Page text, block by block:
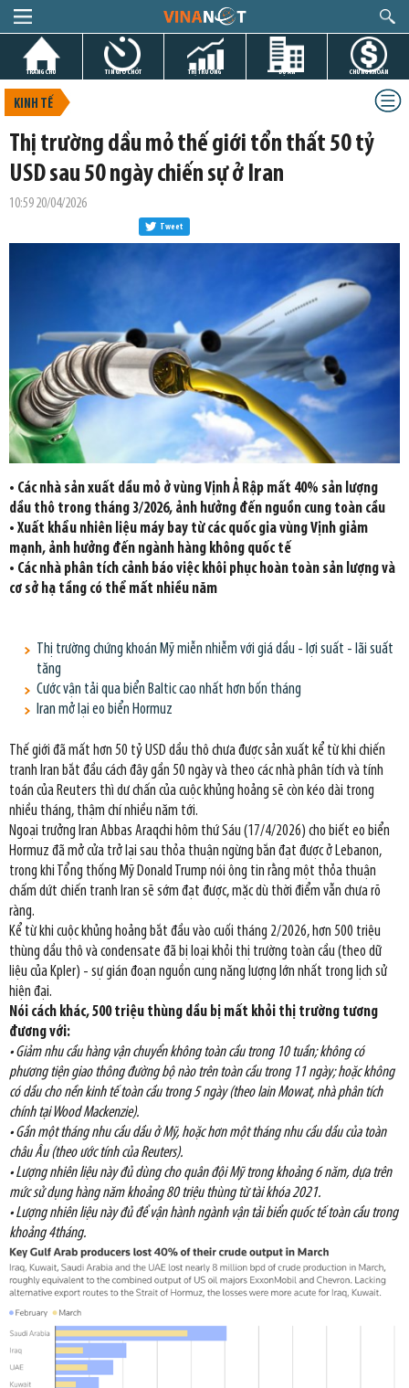
TRANG CHỦ TIN GIỜ CHÓT THỊ TRƯỜNG DỰ ÁN CHỨNG KHOÁN
KINH TẾ
Thị trường dầu mỏ thế giới tổn thất 50 tỷ
USD sau 50 ngày chiến sự ở Iran
10:59 20/04/2026
Tweet
• Các nhà sản xuất dầu mỏ ở vùng Vịnh Ả Rập mất 40% sản lượng
dầu thô trong tháng 3/2026, ảnh hưởng đến nguồn cung toàn cầu
• Xuất khẩu nhiên liệu máy bay từ các quốc gia vùng Vịnh giảm
mạnh, ảnh hưởng đến ngành hàng không quốc tế
• Các nhà phân tích cảnh báo việc khôi phục hoàn toàn sản lượng và
cơ sở hạ tầng có thể mất nhiều năm
Thị trường chứng khoán Mỹ miễn nhiễm với giá dầu - lợi suất - lãi suất
tăng
Cước vận tải qua biển Baltic cao nhất hơn bốn tháng
Iran mở lại eo biển Hormuz
Thế giới đã mất hơn 50 tỷ USD dầu thô chưa được sản xuất kể từ khi chiến
tranh Iran bắt đầu cách đây gần 50 ngày và theo các nhà phân tích và tính
toán của Reuters thì dư chấn của cuộc khủng hoảng sẽ còn kéo dài trong
nhiều tháng, thậm chí nhiều năm tới.
Ngoại trưởng Iran Abbas Araqchi hôm thứ Sáu (17/4/2026) cho biết eo biển
Hormuz đã mở cửa trở lại sau thỏa thuận ngừng bắn đạt được ở Lebanon,
trong khi Tổng thống Mỹ Donald Trump nói ông tin rằng một thỏa thuận
chấm dứt chiến tranh Iran sẽ sớm đạt được, mặc dù thời điểm vẫn chưa rõ
ràng.
Kể từ khi cuộc khủng hoảng bắt đầu vào cuối tháng 2/2026, hơn 500 triệu
thùng dầu thô và condensate đã bị loại khỏi thị trường toàn cầu (theo dữ
liệu của Kpler) - sự gián đoạn nguồn cung năng lượng lớn nhất trong lịch sử
hiện đại.
Nói cách khác, 500 triệu thùng dầu bị mất khỏi thị trường tương
đương với:
• Giảm nhu cầu hàng vận chuyển không toàn cầu trong 10 tuần; không có
phương tiện giao thông đường bộ nào trên toàn cầu trong 11 ngày; hoặc không
có dầu cho nền kinh tế toàn cầu trong 5 ngày (theo Iain Mowat, nhà phân tích
chính tại Wood Mackenzie).
• Gần một tháng nhu cầu dầu ở Mỹ, hoặc hơn một tháng nhu cầu dầu của toàn
châu Âu (theo ước tính của Reuters).
• Lượng nhiên liệu này đủ dùng cho quân đội Mỹ trong khoảng 6 năm, dựa trên
mức sử dụng hàng năm khoảng 80 triệu thùng từ tài khóa 2021.
• Lượng nhiên liệu này đủ để vận hành ngành vận tải biển quốc tế toàn cầu trong
khoảng 4tháng.